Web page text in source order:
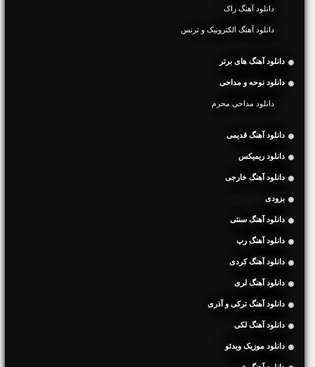
دانلود آهنگ راک
دانلود آهنگ الکترونیک و ترنس
دانلود آهنگ های برتر
دانلود نوحه و مداحی
دانلود مداحی محرم
دانلود آهنگ قدیمی
دانلود ریمیکس
دانلود آهنگ خارجی
بزودی
دانلود آهنگ سنتی
دانلود آهنگ رپ
دانلود آهنگ کردی
دانلود آهنگ لری
دانلود آهنگ ترکی و آذری
دانلود آهنگ لکی
دانلود موزیک ویدئو